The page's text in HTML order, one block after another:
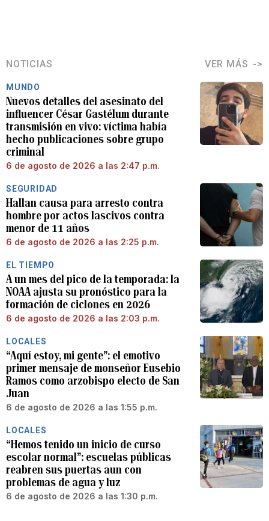
NOTICIAS VER MÁS
MUNDO
Nuevos detalles del asesinato del
influencer César Gastélum durante
transmisión en vivo: víctima había
hecho publicaciones sobre grupo
criminal
6 de agosto de 2026 a las 2:47 p.m.
SEGURIDAD
Hallan causa para arresto contra
hombre por actos lascivos contra
menor de 11 años
6 de agosto de 2026 a las 2:25 p.m.
EL TIEMPO
A un mes del pico de la temporada: la
NOAA ajusta su pronóstico para la
formación de ciclones en 2026
6 de agosto de 2026 a las 2:03 p.m.
LOCALES
“Aquí estoy, mi gente”: el emotivo
primer mensaje de monseñor Eusebio
Ramos como arzobispo electo de San
Juan
6 de agosto de 2026 a las 1:55 p.m.
LOCALES
“Hemos tenido un inicio de curso
escolar normal”: escuelas públicas
reabren sus puertas aun con
problemas de agua y luz
6 de agosto de 2026 a las 1:30 p.m.